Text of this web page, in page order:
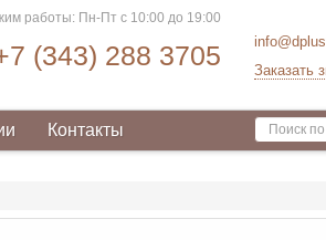
работы: Пн-Пт с 10:00 до 19:00
(343) 288 3705
Заказать
Контакты